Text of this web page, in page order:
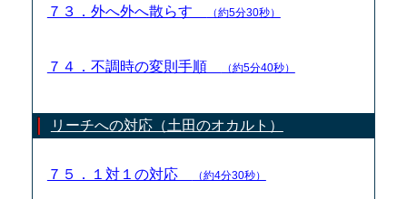
７３．外へ外へ散らす （約5分30秒）
７４．不調時の変則手順 （約5分40秒）
リーチへの対応（土田のオカルト）
７５．１対１の対応 （約4分30秒）